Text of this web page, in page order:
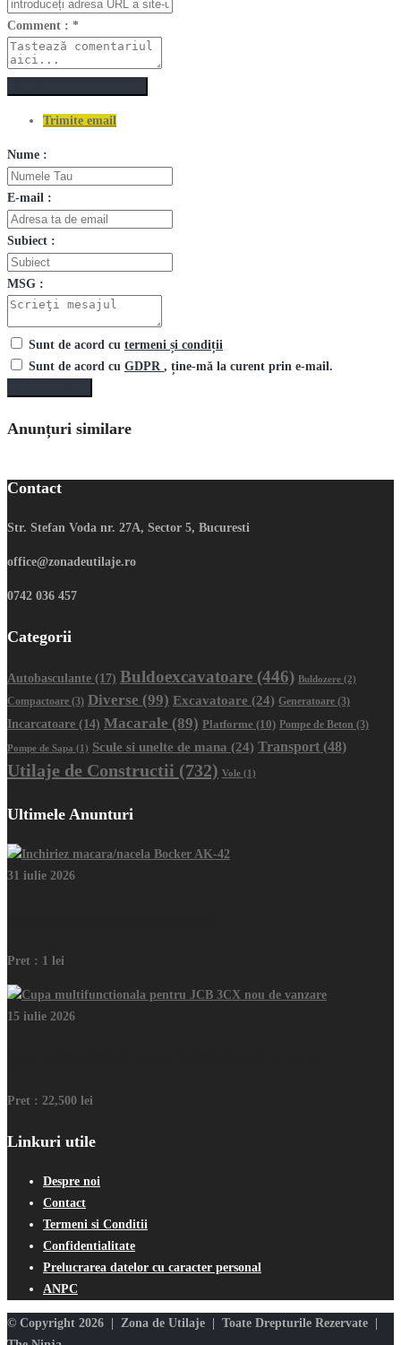
Comment : *
Trimite email
Nume :
E-mail :
Subiect :
MSG :
Sunt de acord cu termeni și condiții
Sunt de acord cu GDPR , ține-mă la curent prin e-mail.
Anunțuri similare
Contact
Str. Stefan Voda nr. 27A, Sector 5, Bucuresti
office@zonadeutilaje.ro
0742 036 457
Categorii
Autobasculante (17) Buldoexcavatoare (446) Buldozere (2)
Compactoare (3) Diverse (99) Excavatoare (24) Generatoare (3)
Incarcatoare (14) Macarale (89) Platforme (10) Pompe de Beton (3)
Pompe de Sapa (1) Scule si unelte de mana (24) Transport (48)
Utilaje de Constructii (732) Vole (1)
Ultimele Anunturi
31 iulie 2026
Pret : 1 lei
15 iulie 2026
Pret : 22,500 lei
Linkuri utile
Despre noi
Contact
Termeni si Conditii
Confidentialitate
Prelucrarea datelor cu caracter personal
ANPC
© Copyright 2026 | Zona de Utilaje | Toate Drepturile Rezervate |